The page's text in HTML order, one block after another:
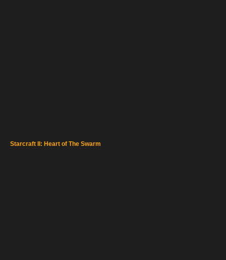
Starcraft II: Heart of The Swarm